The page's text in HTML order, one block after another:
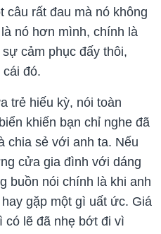
câu rất đau mà nó không
nó hơn mình, chính là
cảm phục đấy thôi,
đó.
trẻ hiếu kỳ, nói toàn
khiến bạn chỉ nghe đã
chia sẻ với anh ta. Nếu
cửa gia đình với dáng
buồn nói chính là khi anh
gặp một gì uất ức. Giá
có lẽ đã nhẹ bớt đi vì